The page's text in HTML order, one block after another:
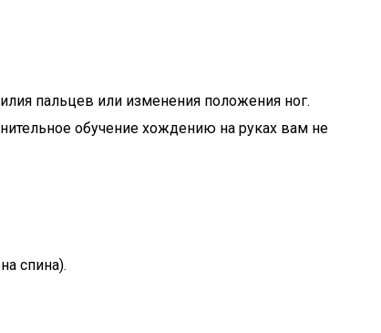
пальцев или изменения положения ног.
обучение хождению на руках вам не
спина).